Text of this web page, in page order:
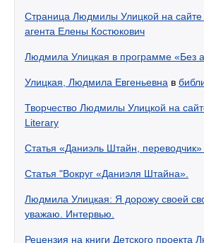
Страница Людмилы Улицкой на сайте
агента Елены Костюкович
Людмила Улицкая в программе «Без
Улицкая, Людмила Евгеньевна в
Творчество Людмилы Улицкой на
Literary
Статья «Даниэль Штайн, переводчик»
Статья "Вокруг «Даниэля Штайна».
Людмила Улицкая: Я дорожу своей
уважаю. Интервью.
Рецензия на книги Детского проекта